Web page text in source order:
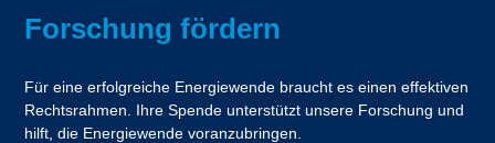
Forschung fördern
Für eine erfolgreiche Energiewende braucht es einen effektiven
Rechtsrahmen. Ihre Spende unterstützt unsere Forschung und
hilft, die Energiewende voranzubringen.